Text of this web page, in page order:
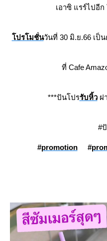
เอาซิ แรร์ไปอี
ปรโมชั่นวันที่ 30 มิ.ย.66 เป็
ที่ Cafe
***ปันโปรรับหิ้วฝ
#
#promotion #